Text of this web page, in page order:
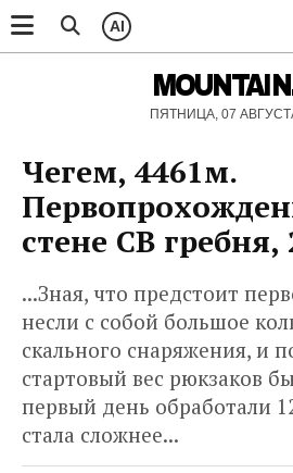
AI
ПЯТНИЦА, 07
Чегем, 4461м.
стене СВ гребня,
...Зная, что предстоит
несли с собой большое
скального снаряжения, и
стартовый вес рюкзаков
первый день обработали
стала сложнее...